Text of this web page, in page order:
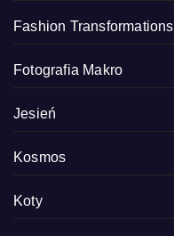
Fashion Transformations
Fotografia Makro
Jesień
Kosmos
Koty